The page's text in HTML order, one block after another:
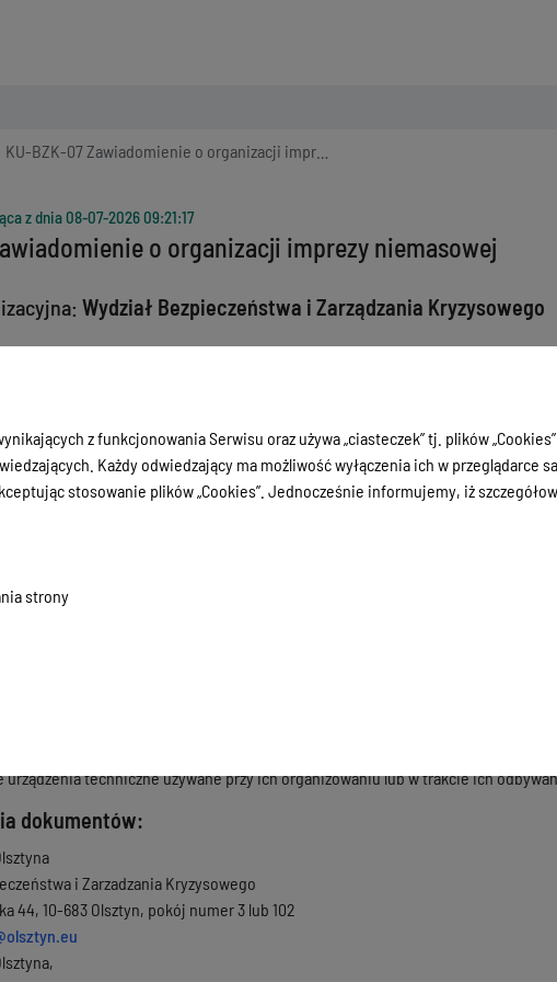
KU-BZK-07 Zawiadomienie o organizacji imprezy niemasowej
z dnia08-07-2026 09:21:17
o organizacji imprezy niemasowej
Wydział Bezpieczeństwa i Zarządzania Kryzysowego
zawiadomienia jestzałącznikiem nr 1do karty usług.
imprezy;
rozpoczęcia, planowany czas trwania, przewidywaną liczbę uczestników;
urządzenia techniczne używane przy ich organizowaniu lub w trakcie ich
dokumentów:
i Zarzadzania Kryzysowego
44, 10-683 Olsztyn, pokój numer 3 lub 102
z funkcjonowania Serwisu oraz używa „ciasteczek” tj. plików
Każdy odwiedzający ma możliwość wyłączenia ich w przeglądarce
stosowanie plików „Cookies”. Jednocześnie informujemy, iż
strony